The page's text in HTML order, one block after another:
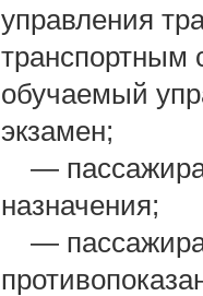
управления
транспортным
обучаемый
экзамен;
— пассажира
назначения;
—